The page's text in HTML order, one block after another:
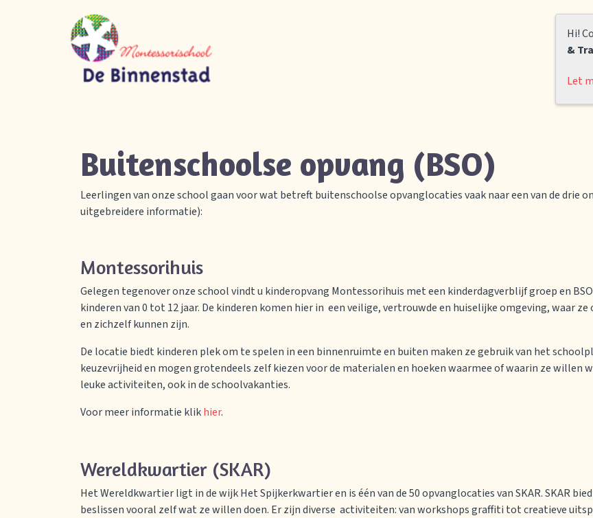
Praktische informatie
Buitenschoolse opvang (BSO)
Leerlingen van onze school gaan voor wat betreft buitenschoolse opvanglocaties vaak naar een van de drie
uitgebreidere informatie):
Montessorihuis
Gelegen tegenover onze school vindt u kinderopvang Montessorihuis met een kinderdagverblijf groep en
kinderen van 0 tot 12 jaar. De kinderen komen hier in een veilige, vertrouwde en huiselijke omgeving, waar
en zichzelf kunnen zijn.
De locatie biedt kinderen plek om te spelen in een binnenruimte en buiten maken ze gebruik van het
keuzevrijheid en mogen grotendeels zelf kiezen voor de materialen en hoeken waarmee of waarin ze willen
leuke activiteiten, ook in de schoolvakanties.
Voor meer informatie klikhier.
Wereldkwartier (SKAR)
Het Wereldkwartier ligt in de wijk Het Spijkerkwartier en is één van de 50 opvanglocaties van SKAR. SKAR
beslissen vooral zelf wat ze willen doen. Er zijn diverse activiteiten: van workshops graffiti tot creatieve
Hi!
&
Let